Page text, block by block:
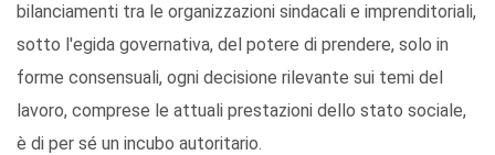
bilanciamenti tra le organizzazioni sindacali e imprenditoriali,
sotto l'egida governativa, del potere di prendere, solo in
forme consensuali, ogni decisione rilevante sui temi del
lavoro, comprese le attuali prestazioni dello stato sociale,
è di per sé un incubo autoritario.